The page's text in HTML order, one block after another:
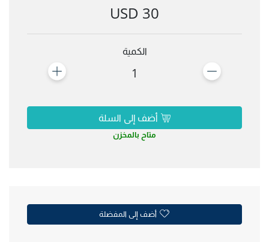
30 USD
الكمية
1
أضف إلى السلة
متاح بالمخزن
أضف إلى المفضلة